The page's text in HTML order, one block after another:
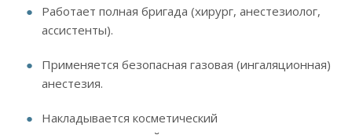
Работает полная бригада (хирург, анестезиолог,
ассистенты).
Применяется безопасная газовая (ингаляционная)
анестезия.
Накладывается косметический